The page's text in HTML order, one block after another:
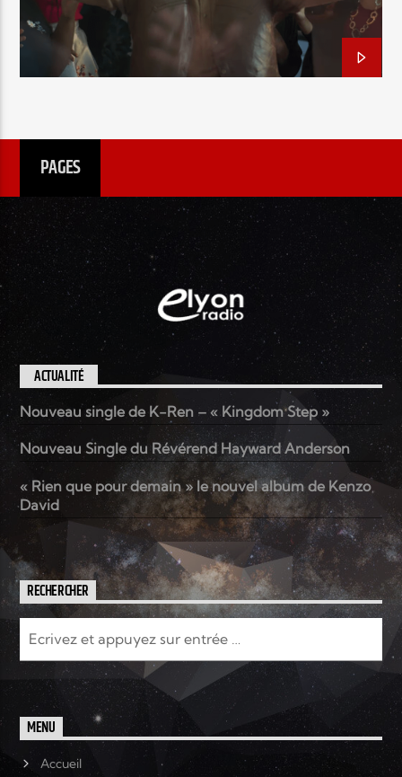
TITRE
ARTISTE
Radio Elyon
Elyon Rhema
Elyon Live
Elyon Kids
PAGES
ACTUALITÉ
Nouveau single de K-Ren – « Kingdom Step »
Nouveau Single du Révérend Hayward Anderson
« Rien que pour demain » le nouvel album de Kenzo
David
RECHERCHER
MENU
Accueil